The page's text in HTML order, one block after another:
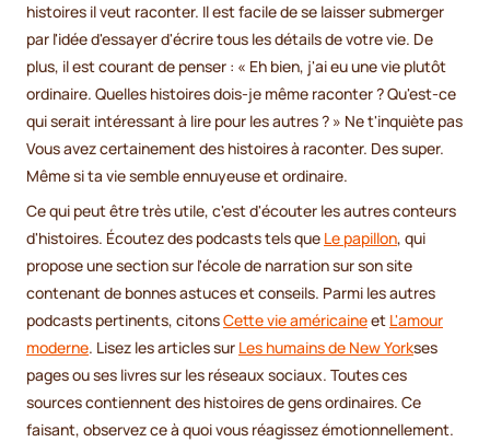
histoires il veut raconter. Il est facile de se laisser submerger
par l'idée d'essayer d'écrire tous les détails de votre vie. De
plus, il est courant de penser : « Eh bien, j'ai eu une vie plutôt
ordinaire. Quelles histoires dois-je même raconter ? Qu'est-ce
qui serait intéressant à lire pour les autres ? » Ne t'inquiète pas
Vous avez certainement des histoires à raconter. Des super.
Même si ta vie semble ennuyeuse et ordinaire.
Ce qui peut être très utile, c'est d'écouter les autres conteurs
d'histoires. Écoutez des podcasts tels que Le papillon, qui
propose une section sur l'école de narration sur son site
contenant de bonnes astuces et conseils. Parmi les autres
podcasts pertinents, citonsCette vie américaineet L'amour
moderne. Lisez les articles sur Les humains de New Yorkses
pages ou ses livres sur les réseaux sociaux. Toutes ces
sources contiennent des histoires de gens ordinaires. Ce
faisant, observez ce à quoi vous réagissez émotionnellement.